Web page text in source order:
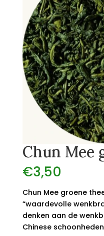
Chun Mee
€3,50
Chun Mee groene
“waardevolle
denken aan de
Chinese